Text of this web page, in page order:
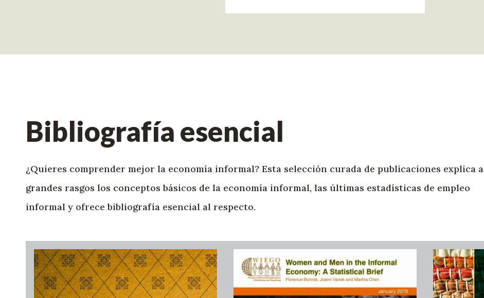
Bibliografía esencial
¿Quieres comprender mejor la economía informal? Esta selección curada de publicaciones explica a
grandes rasgos los conceptos básicos de la economía informal, las últimas estadísticas de empleo
informal y ofrece bibliografía esencial al respecto.